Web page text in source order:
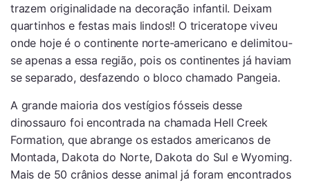
trazem originalidade na decoração infantil. Deixam
quartinhos e festas mais lindos!! O triceratope viveu
onde hoje é o continente norte-americano e delimitou-
se apenas a essa região, pois os continentes já haviam
se separado, desfazendo o bloco chamado Pangeia.
A grande maioria dos vestígios fósseis desse
dinossauro foi encontrada na chamada Hell Creek
Formation, que abrange os estados americanos de
Montada, Dakota do Norte, Dakota do Sul e Wyoming.
Mais de 50 crânios desse animal já foram encontrados